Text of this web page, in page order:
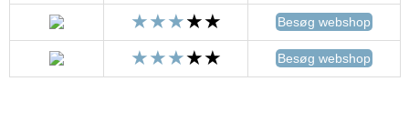
Besøg webshop
Besøg webshop